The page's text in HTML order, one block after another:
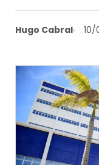
Hugo Cabral 10/